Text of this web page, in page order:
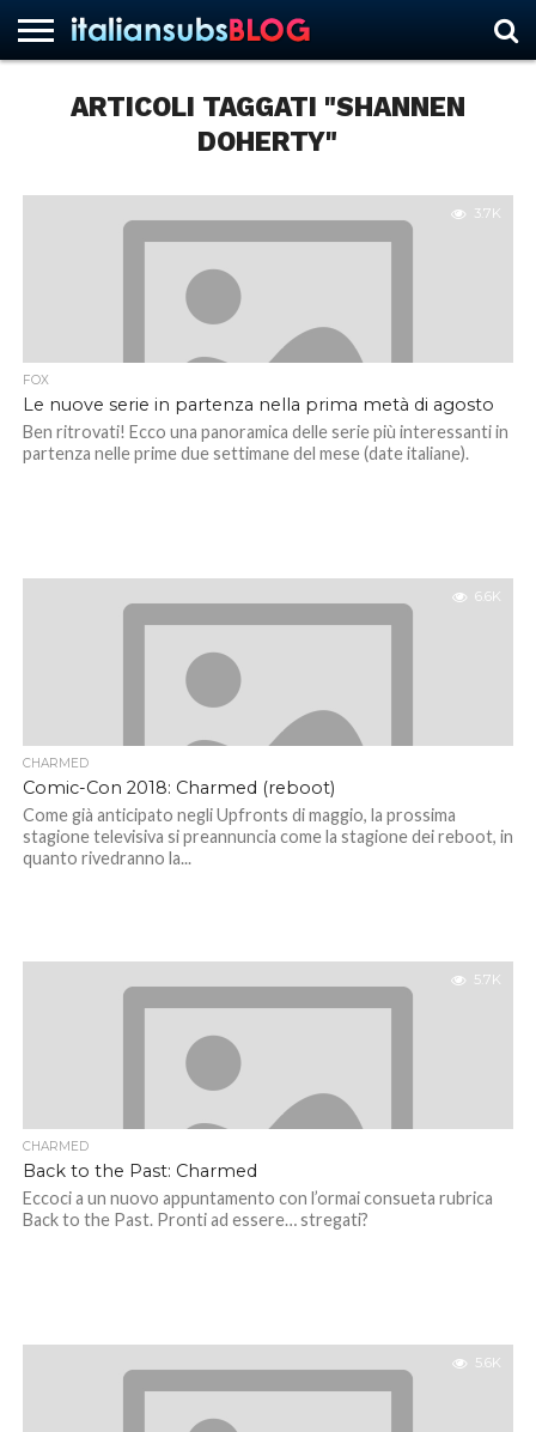
ARTICOLI TAGGATI "SHANNEN
DOHERTY"
3.7K
FOX
Le nuove serie in partenza nella prima metà di agosto
Ben ritrovati! Ecco una panoramica delle serie più interessanti in
partenza nelle prime due settimane del mese (date italiane).
6.6K
CHARMED
Comic-Con 2018: Charmed (reboot)
Come già anticipato negli Upfronts di maggio, la prossima
stagione televisiva si preannuncia come la stagione dei reboot, in
quanto rivedranno la...
5.7K
CHARMED
Back to the Past: Charmed
Eccoci a un nuovo appuntamento con l’ormai consueta rubrica
Back to the Past. Pronti ad essere… stregati?
5.6K